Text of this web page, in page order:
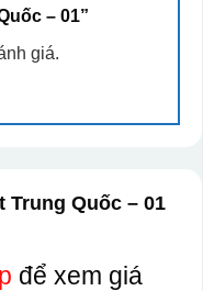
– 01”
giá.
Quốc – 01
để xem giá